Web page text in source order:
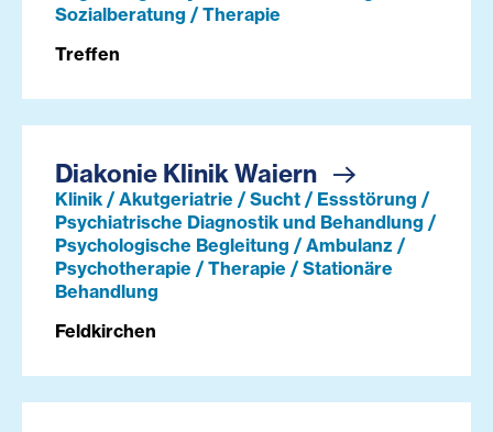
Sozialberatung / Therapie
Treffen
Diakonie Klinik Waiern
Klinik / Akutgeriatrie / Sucht / Essstörung /
Psychiatrische Diagnostik und Behandlung /
Psychologische Begleitung / Ambulanz /
Psychotherapie / Therapie / Stationäre
Behandlung
Feldkirchen